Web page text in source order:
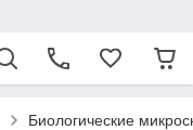
Биологические